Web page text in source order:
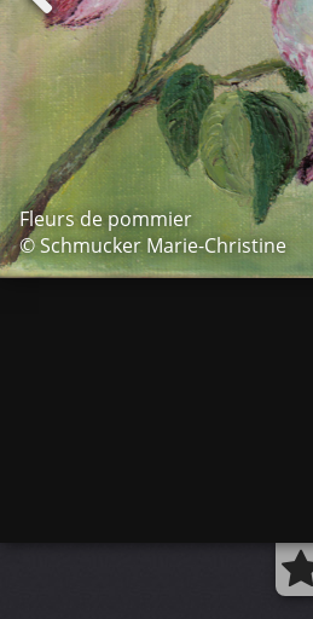
Fleurs de pommier
© Schmucker Marie-Christine